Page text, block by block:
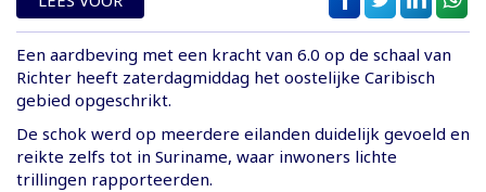
Een aardbeving met een kracht van 6.0 op de schaal van
Richter heeft zaterdagmiddag het oostelijke Caribisch
gebied opgeschrikt.
De schok werd op meerdere eilanden duidelijk gevoeld en
reikte zelfs tot in Suriname, waar inwoners lichte
trillingen rapporteerden.